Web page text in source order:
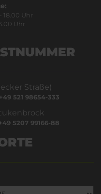
18.00 Uhr
Uhr
Straße)
521 98654-333
5207 99166-88